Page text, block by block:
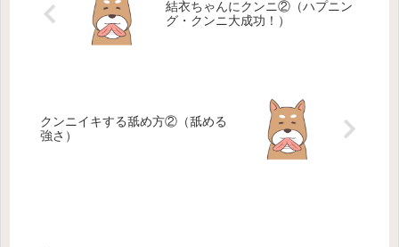
結衣ちゃんにクンニ②（ハプニン
グ・クンニ大成功！）
クンニイキする舐め方②（舐める
強さ）